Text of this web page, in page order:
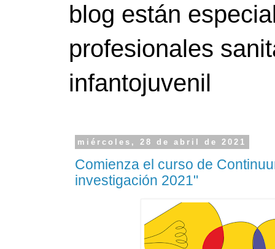
blog están
profesionales
infantojuvenil
miércoles, 28 de abril de 2021
Comienza el curso de
investigación 2021"